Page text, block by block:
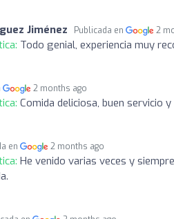
Jiménez Publicada en 2
Todo genial, experiencia muy
2 months ago
Comida deliciosa, buen servicio
en 2 months ago
He venido varias veces y